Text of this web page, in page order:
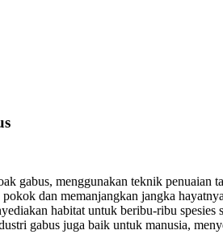
gabus, menggunakan teknik penuaian
dan memanjangkan jangka
habitat untuk beribu-ribu
gabus juga baik untuk manusia,